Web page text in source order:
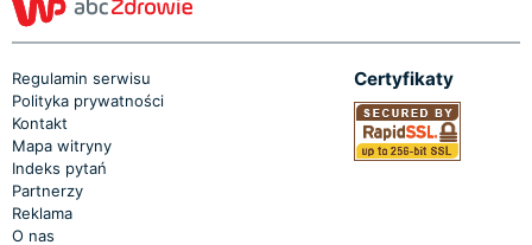
Regulamin serwisu
Polityka prywatności
Kontakt
Mapa witryny
Indeks pytań
Partnerzy
Reklama
O nas
Certyfikaty